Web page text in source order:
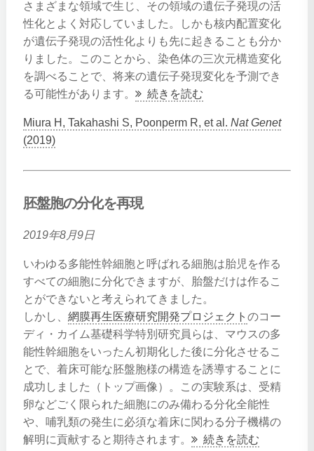
さまざまな領域で生じ、その領域の遺伝子発現の活
性化とよく対応していました。しかも核内配置変化
が遺伝子発現の活性化よりも先に起きることも分か
りました。このことから、染色体の三次元構造変化
を調べることで、将来の遺伝子発現変化を予測でき
る可能性があります。
続きを読む
Miura H, Takahashi S, Poonperm R, et al.Nat Genet
(2019)
胚盤胞の分化を再現
2019年8月9日
いわゆる多能性幹細胞と呼ばれる細胞は胎児を作る
すべての細胞に分化できますが、胎盤だけは作るこ
とができないと考えられてきました。
しかし、網膜再生医療研究開発プロジェクトのコー
ディ・カイム基礎科学特別研究員らは、マウスの多
能性幹細胞をいったん初期化した後に分化させるこ
とで、着床可能な胚盤胞様の構造を誘導することに
成功しました（トップ画像）。この実験系は、受精
卵などごく限られた細胞にのみ備わる分化全能性
や、哺乳類の発生に必須な着床に関わる分子機構の
解明に貢献すると期待されます。
続きを読む